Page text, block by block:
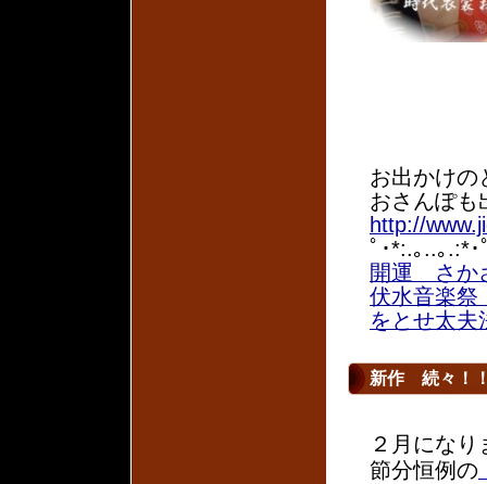
お出かけ
おさんぽも
http://
ﾟ･*:.｡..｡.:*･
開運 さか
伏水音楽
をとせ太
新作 続々！
２月になり
節分恒例の